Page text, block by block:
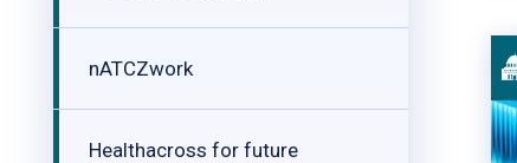
nATCZwork
Healthacross for future